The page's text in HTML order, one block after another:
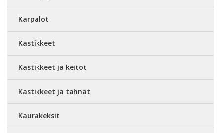
Karpalot
Kastikkeet
Kastikkeet ja keitot
Kastikkeet ja tahnat
Kaurakeksit